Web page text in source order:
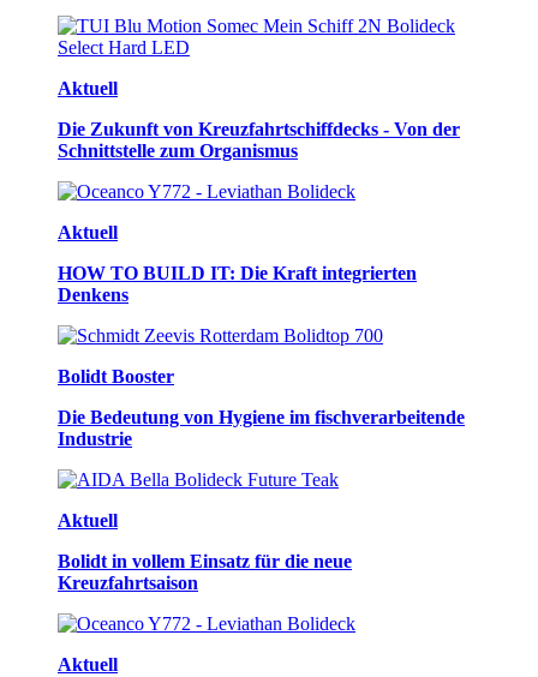
Aktuell
Die Zukunft von Kreuzfahrtschiffdecks - Von der
Schnittstelle zum Organismus
Aktuell
HOW TO BUILD IT: Die Kraft integrierten
Denkens
Bolidt Booster
Die Bedeutung von Hygiene im fischverarbeitende
Industrie
Aktuell
Bolidt in vollem Einsatz für die neue
Kreuzfahrtsaison
Aktuell